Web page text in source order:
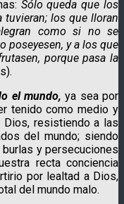
Sólo queda que los
los que lloran
como si no se
poseyesen, y a los que
porque pasa la
el mundo, ya sea por
tenido como medio y
Dios, resistien­do a las
del mun­do; siendo
y persecuciones
recta conciencia
por lealtad a Dios,
del mundo malo.